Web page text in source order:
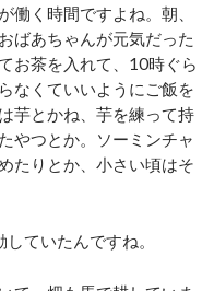
働く時間ですよね。朝、
ばあちゃんが元気だった
お茶を入れて、10時ぐら
なくていいようにご飯を
芋とかね、芋を練って持
やつとか。ソーミンチャ
たりとか、小さい頃はそ
ていたんですね。